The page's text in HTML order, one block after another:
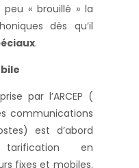
« brouillé » la
dès qu’il
.
par l’ARCEP (
communications
est d’abord
tarification en
fixes et mobiles.